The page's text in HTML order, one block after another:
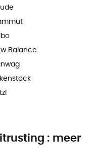
Balance
: meer